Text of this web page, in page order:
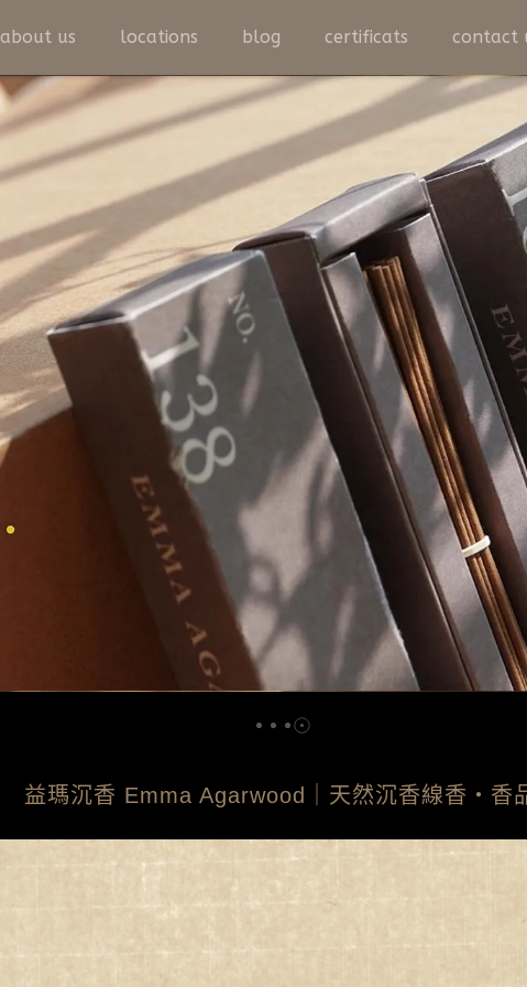
about us locations blog certificats contact
益瑪沉香 Emma Agarwood｜天然沉香線香・香